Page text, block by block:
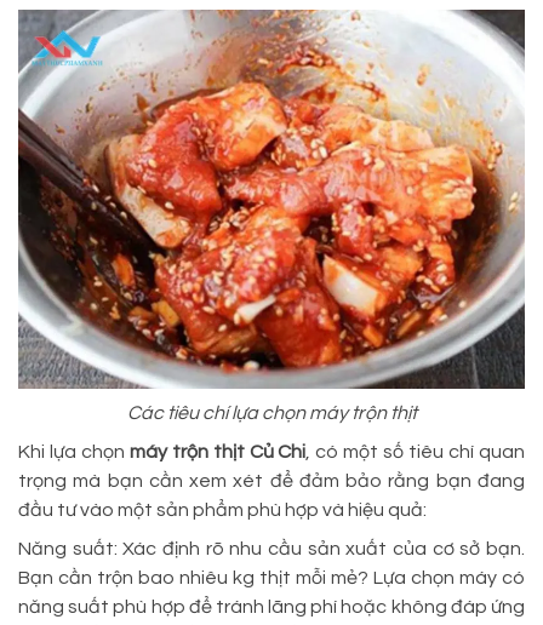
Các tiêu chí lựa chọn máy trộn thịt
Khi lựa chọn máy trộn thịt Củ Chi , có một số tiêu chí quan
trọng mà bạn cần xem xét để đảm bảo rằng bạn đang
đầu tư vào một sản phẩm phù hợp và hiệu quả:
Năng suất: Xác định rõ nhu cầu sản xuất của cơ sở bạn.
Bạn cần trộn bao nhiêu kg thịt mỗi mẻ? Lựa chọn máy có
năng suất phù hợp để tránh lãng phí hoặc không đáp ứng